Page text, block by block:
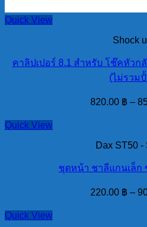
Quick View
Shock
คาลิปเปอร์ 8.1 สำหรับ โช๊คหัวก
(ไม่รวม
820.00 ฿ –
Quick View
Dax ST50 -
ชุดหน้า ชาลีแกนเล็ก
220.00 ฿ –
Quick View